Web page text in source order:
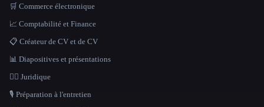
🛒 Commerce électronique
📈 Comptabilité et Finance
📋 Créateur de CV et de CV
📊 Diapositives et présentations
👩‍⚖️ Juridique
🎙️ Préparation à l'entretien